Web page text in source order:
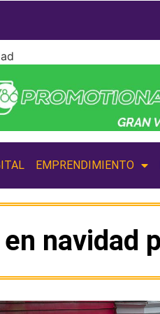
EMPRENDIMIENTO
navidad